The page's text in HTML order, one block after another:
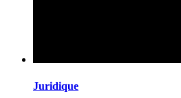
Juridique